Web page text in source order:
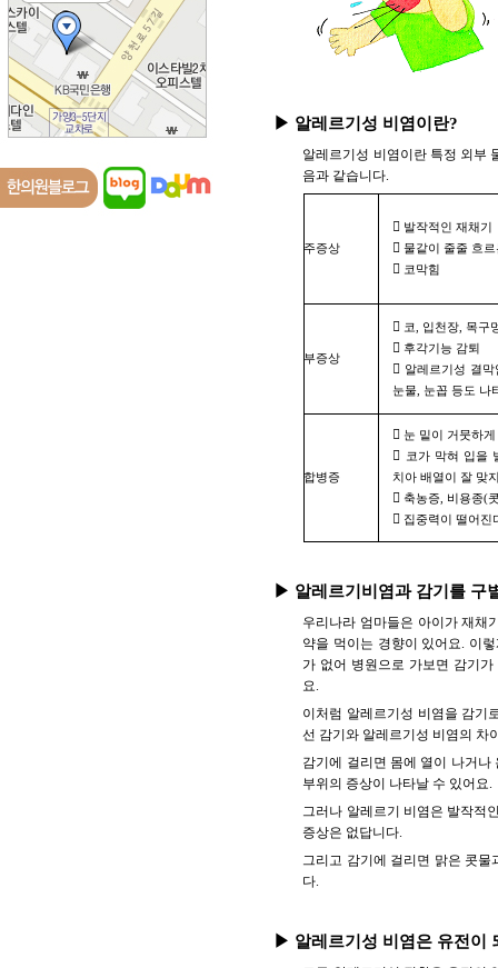
▶ 알레르기성 비염이란?
알레르기성 비염이란 특정 외부
음과 같습니다.
주증상
 발작적인 재채기
물같이 줄줄 흐
 코막힘
부증상
 코, 입천장, 목구
후각기능 감퇴
 알레르기성 결
눈물, 눈꼽 등도 나
합병증
 눈 밑이 거뭇하
 코가 막혀 입을
치아 배열이 잘 맞
축농증, 비용종(
 집중력이 떨어진
▶ 알레르기비염과 감기를 구
우리나라 엄마들은 아이가 재채
약을 먹이는 경향이 있어요. 이
가 없어 병원으로 가보면 감기
요.
이처럼 알레르기성 비염을 감기
선 감기와 알레르기성 비염의 차
감기에 걸리면 몸에 열이 나거나
부위의 증상이 나타날 수 있어요.
그러나 알레르기 비염은 발작적
증상은 없답니다.
그리고 감기에 걸리면 맑은 콧
다.
▶ 알레르기성 비염은 유전이